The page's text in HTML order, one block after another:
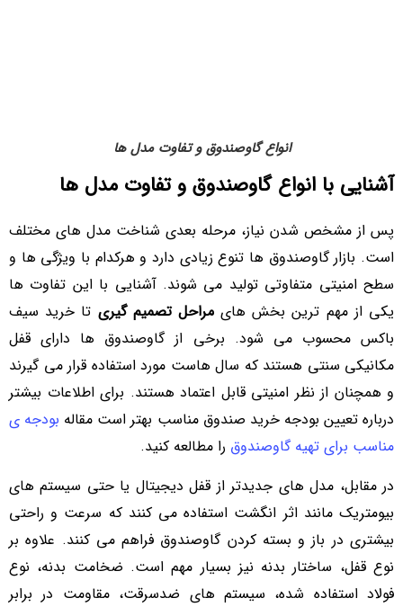
انواع گاوصندوق و تفاوت مدل ها
آشنایی با انواع گاوصندوق و تفاوت مدل ها
پس از مشخص شدن نیاز، مرحله بعدی شناخت مدل های مختلف
است. بازار گاوصندوق ها تنوع زیادی دارد و هرکدام با ویژگی ها و
سطح امنیتی متفاوتی تولید می شوند. آشنایی با این تفاوت ها
یکی از مهم ترین بخش هایمراحل تصمیم گیری تا خرید سیف
باکس محسوب می شود. برخی از گاوصندوق ها دارای قفل
مکانیکی سنتی هستند که سال هاست مورد استفاده قرار می گیرند
و همچنان از نظر امنیتی قابل اعتماد هستند. برای اطلاعات بیشتر
درباره تعیین بودجه خرید صندوق مناسب بهتر است مقاله بودجه ی
مناسب برای تهیه گاوصندوق را مطالعه کنید.
در مقابل، مدل های جدیدتر از قفل دیجیتال یا حتی سیستم های
بیومتریک مانند اثر انگشت استفاده می کنند که سرعت و راحتی
بیشتری در باز و بسته کردن گاوصندوق فراهم می کنند. علاوه بر
نوع قفل، ساختار بدنه نیز بسیار مهم است. ضخامت بدنه، نوع
فولاد استفاده شده، سیستم های ضدسرقت، مقاومت در برابر